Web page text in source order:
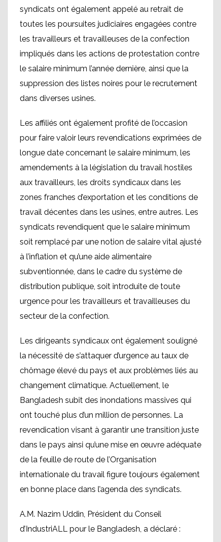
syndicats ont également appelé au retrait de
toutes les poursuites judiciaires engagées contre
les travailleurs et travailleuses de la confection
impliqués dans les actions de protestation contre
le salaire minimum l’année dernière, ainsi que la
suppression des listes noires pour le recrutement
dans diverses usines.
Les affiliés ont également profité de l’occasion
pour faire valoir leurs revendications exprimées de
longue date concernant le salaire minimum, les
amendements à la législation du travail hostiles
aux travailleurs, les droits syndicaux dans les
zones franches d’exportation et les conditions de
travail décentes dans les usines, entre autres. Les
syndicats revendiquent que le salaire minimum
soit remplacé par une notion de salaire vital ajusté
à l’inflation et qu’une aide alimentaire
subventionnée, dans le cadre du système de
distribution publique, soit introduite de toute
urgence pour les travailleurs et travailleuses du
secteur de la confection.
Les dirigeants syndicaux ont également souligné
la nécessité de s’attaquer d’urgence au taux de
chômage élevé du pays et aux problèmes liés au
changement climatique. Actuellement, le
Bangladesh subit des inondations massives qui
ont touché plus d’un million de personnes. La
revendication visant à garantir une transition juste
dans le pays ainsi qu’une mise en œuvre adéquate
de la feuille de route de l’Organisation
internationale du travail figure toujours également
en bonne place dans l’agenda des syndicats.
A.M. Nazim Uddin, Président du Conseil
d’IndustriALL pour le Bangladesh, a déclaré :